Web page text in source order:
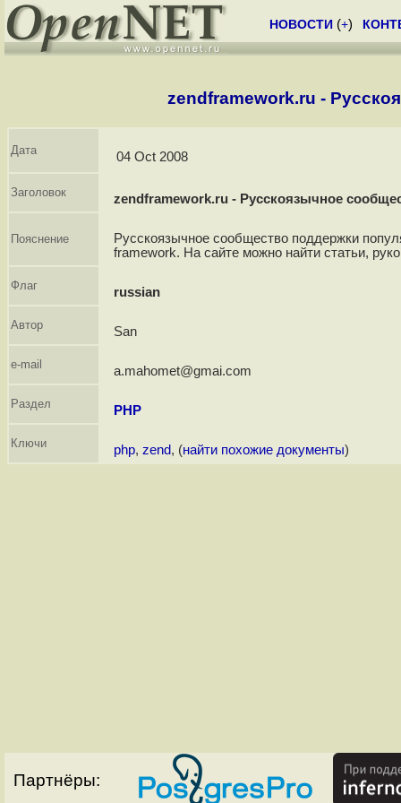
НОВОСТИ (+)
zendframework.ru -
Дата 04 Oct 2008
Заголовок zendframework.ru - Русскоязычное
Пояснение
Русскоязычное сообщество поддержки
framework. На сайте можно найти статьи,
Флаг russian
Автор San
e-mail a.mahomet@gmai.com
Раздел PHP
Ключи php, zend, (найти похожие документы)
Партнёры: